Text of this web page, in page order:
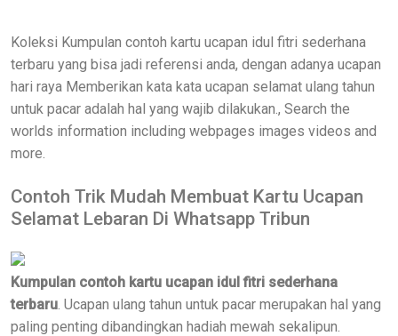
Koleksi Kumpulan contoh kartu ucapan idul fitri sederhana
terbaru yang bisa jadi referensi anda, dengan adanya ucapan
hari raya Memberikan kata kata ucapan selamat ulang tahun
untuk pacar adalah hal yang wajib dilakukan., Search the
worlds information including webpages images videos and
more.
Contoh Trik Mudah Membuat Kartu Ucapan
Selamat Lebaran Di Whatsapp Tribun
Kumpulan contoh kartu ucapan idul fitri sederhana
terbaru. Ucapan ulang tahun untuk pacar merupakan hal yang
paling penting dibandingkan hadiah mewah sekalipun.